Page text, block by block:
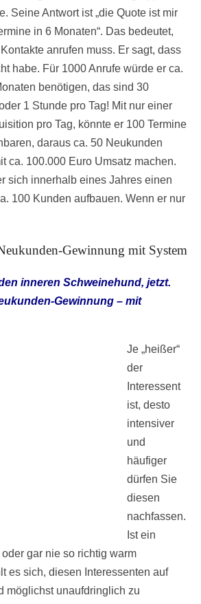
Seine Antwort ist „die Quote ist mir
in 6 Monaten“. Das bedeutet,
anrufen muss. Er sagt, dass
habe. Für 1000 Anrufe würde er ca.
benötigen, das sind 30
1 Stunde pro Tag! Mit nur einer
pro Tag, könnte er 100 Termine
daraus ca. 50 Neukunden
ca. 100.000 Euro Umsatz machen.
sich innerhalb eines Jahres einen
100 Kunden aufbauen. Wenn er nur
Gewinnung mit System
inneren Schweinehund, jetzt.
Gewinnung – mit
Je „heißer“
der
Interessent
ist, desto
intensiver
und
häufiger
dürfen Sie
diesen
nachfassen.
Ist ein
oder gar nie so richtig warm
es sich, diesen Interessenten auf
möglichst unaufdringlich zu